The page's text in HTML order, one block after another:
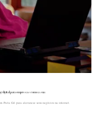
digital para empresas como a sua
Preta Gil para alavancar seus negócios na internet.